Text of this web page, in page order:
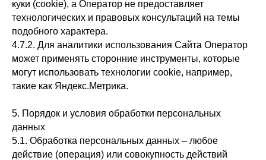
куки (cookie), а Оператор не предоставляет
технологических и правовых консультаций на темы
подобного характера.
4.7.2. Для аналитики использования Сайта Оператор
может применять сторонние инструменты, которые
могут использовать технологии cookie, например,
такие как Яндекс.Метрика.
5. Порядок и условия обработки персональных
данных
5.1. Обработка персональных данных – любое
действие (операция) или совокупность действий